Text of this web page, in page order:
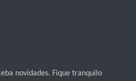
novidades. Fique tranquilo